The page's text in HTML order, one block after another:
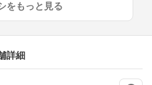
をもっと見る
詳細